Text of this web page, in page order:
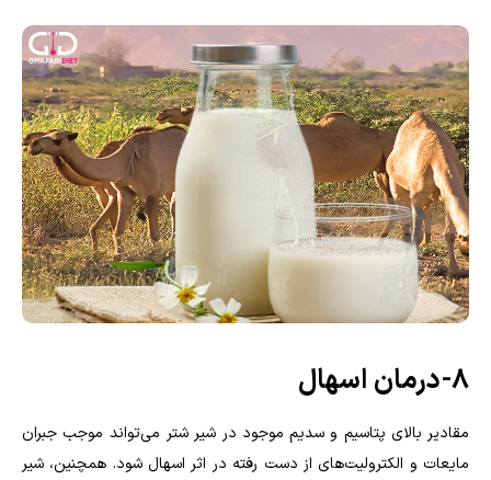
۸- درمان اسهال
مقادیر بالای پتاسیم و سدیم موجود در شیر شتر می‌تواند موجب جبران
مایعات و الکترولیت‌های از دست رفته در اثر اسهال شود. همچنین، شیر